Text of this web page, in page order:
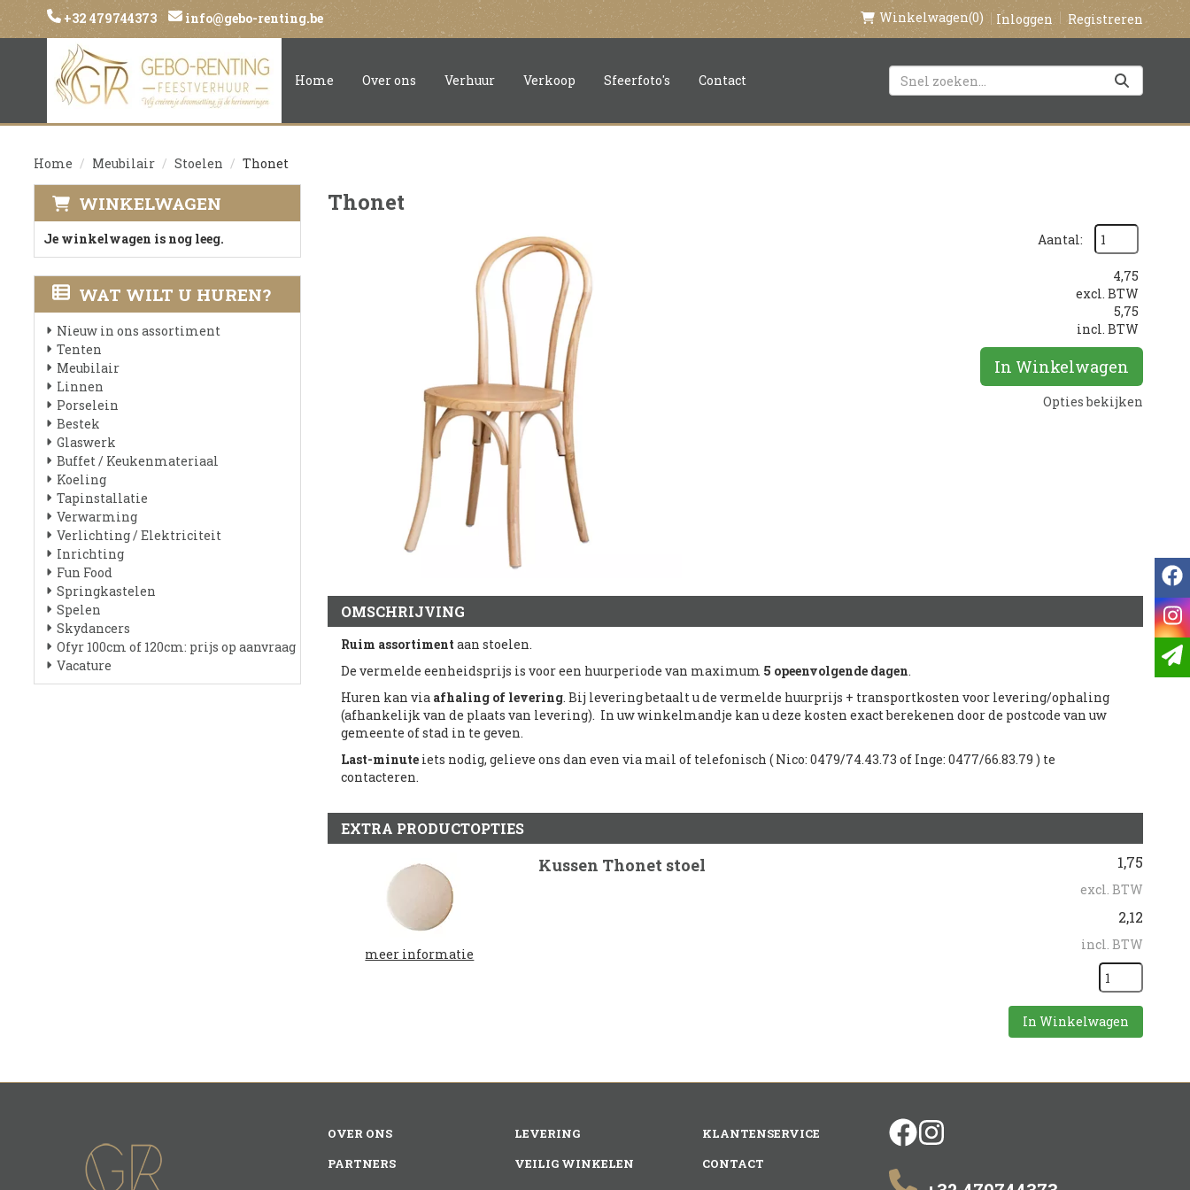
+32 479744373 info@gebo-renting.be Winkelwagen(0) Inloggen Registreren
Home Over ons Verhuur Verkoop Sfeerfoto's Contact
Home Meubilair Stoelen Thonet
WINKELWAGEN
Je winkelwagen is nog leeg.
WAT WILT U HUREN?
Nieuw in ons assortiment
Tenten
Meubilair
Linnen
Porselein
Bestek
Glaswerk
Buffet / Keukenmateriaal
Koeling
Tapinstallatie
Verwarming
Verlichting / Elektriciteit
Inrichting
Fun Food
Springkastelen
Spelen
Skydancers
Ofyr 100cm of 120cm: prijs op aanvraag
Vacature
Thonet
Aantal:
4,75
excl. BTW
5,75
incl. BTW
In Winkelwagen
Opties bekijken
OMSCHRIJVING
Ruim assortiment aan stoelen.
De vermelde eenheidsprijs is voor een huurperiode van maximum 5 opeenvolgende dagen.
Huren kan via afhaling of levering. Bij levering betaalt u de vermelde huurprijs + transportkosten voor levering/ophaling
(afhankelijk van de plaats van levering). In uw winkelmandje kan u deze kosten exact berekenen door de postcode van uw
gemeente of stad in te geven.
Last-minute iets nodig, gelieve ons dan even via mail of telefonisch ( Nico: 0479/74.43.73 of Inge: 0477/66.83.79 ) te
contacteren.
EXTRA PRODUCTOPTIES
meer informatie
1,75
excl. BTW
2,12
incl. BTW
In Winkelwagen
Kussen Thonet stoel
OVER ONS
PARTNERS
LEVERING
VEILIG WINKELEN
KLANTENSERVICE
CONTACT
facebook